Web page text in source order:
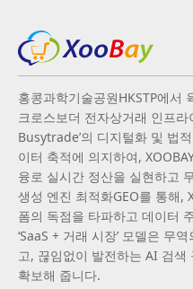
홍콩과학기술공원HKSTP에서
크로스보더 전자상거래 인프라
Busytrade’의 디지털화 및 법
이터 축적에 의지하여,
융로 실시간 정산을 실현하고
생성 엔진 최적화GEO를 통해,
폼의 독점을 타파하고 데이터
‘SaaS + 거래 시장’ 모델은 무
고, 끊임없이 발전하는 AI 검
확보해 줍니다.